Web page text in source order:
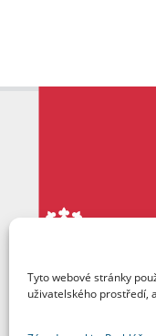
Tyto webové stránky
uživatelského prostředí,